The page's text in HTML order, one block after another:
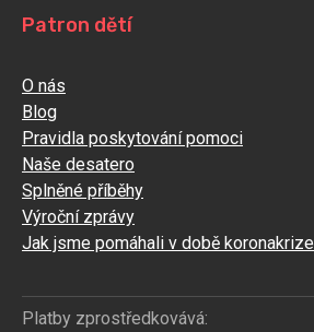
Patron dětí
O nás
Blog
Pravidla poskytování pomoci
Naše desatero
Splněné příběhy
Výroční zprávy
Jak jsme pomáhali v době koronakrize
Platby zprostředkovává: